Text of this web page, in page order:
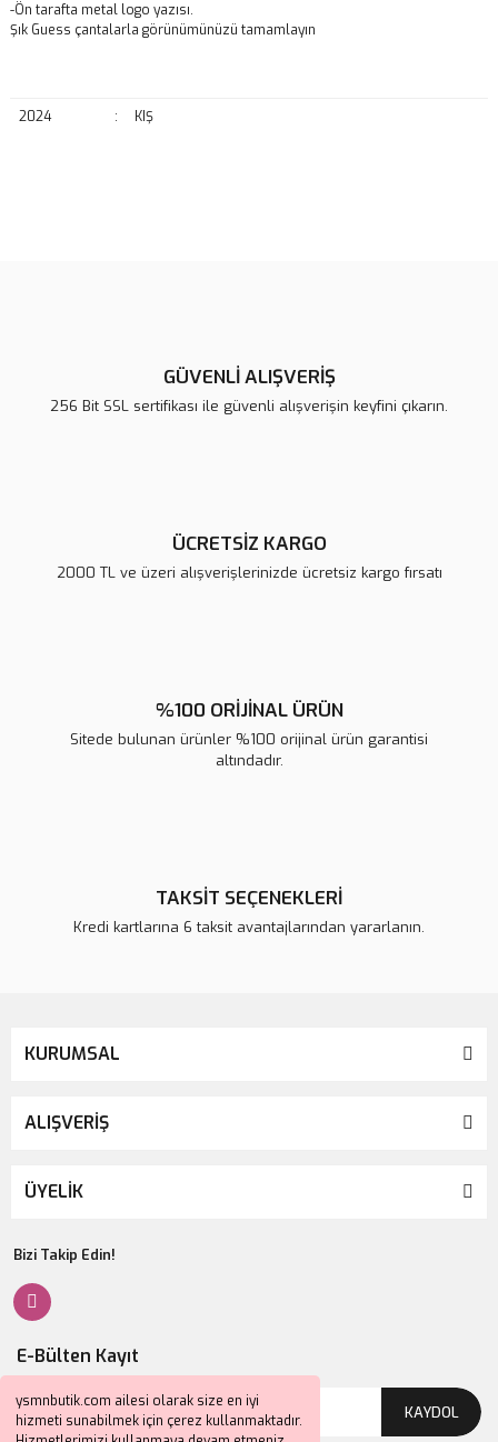
ysmnbutik.com ailesi olarak size en iyi
hizmeti sunabilmek için çerez kullanmaktadır.
-Ön tarafta metal logo yazısı.
Şık Guess çantalarla görünümünüzü tamamlayın
2024 : KIŞ
Ürün açıklamasında eksik bilgiler bulunuyor.
GÜVENLİ ALIŞVERİŞ
256 Bit SSL sertifikası ile güvenli alışverişin keyfini çıkarın.
ÜCRETSİZ KARGO
2000 TL ve üzeri alışverişlerinizde ücretsiz kargo fırsatı
%100 ORİJİNAL ÜRÜN
Sitede bulunan ürünler %100 orijinal ürün garantisi
altındadır.
TAKSİT SEÇENEKLERİ
Kredi kartlarına 6 taksit avantajlarından yararlanın.
KURUMSAL
ALIŞVERİŞ
ÜYELİK
Bizi Takip Edin!
E-Bülten Kayıt
KAYDOL